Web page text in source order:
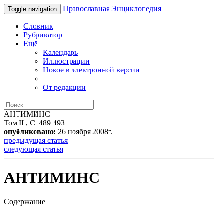
Toggle navigation Православная Энциклопедия
Словник
Рубрикатор
Ещё
Календарь
Иллюстрации
Новое в электронной версии
От редакции
АНТИМИНС
Том II , С. 489-493
опубликовано: 26 ноября 2008г.
предыдущая статья
следующая статья
АНТИМИНС
Содержание